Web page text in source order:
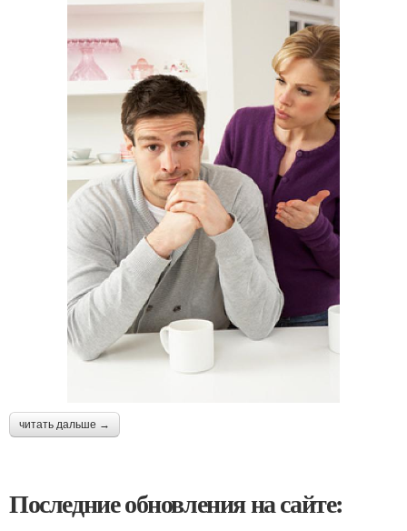
читать дальше →
Последние обновления на сайте: